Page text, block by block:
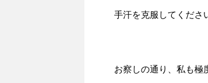
手汗を克服してくださ
お察しの通り、私も極